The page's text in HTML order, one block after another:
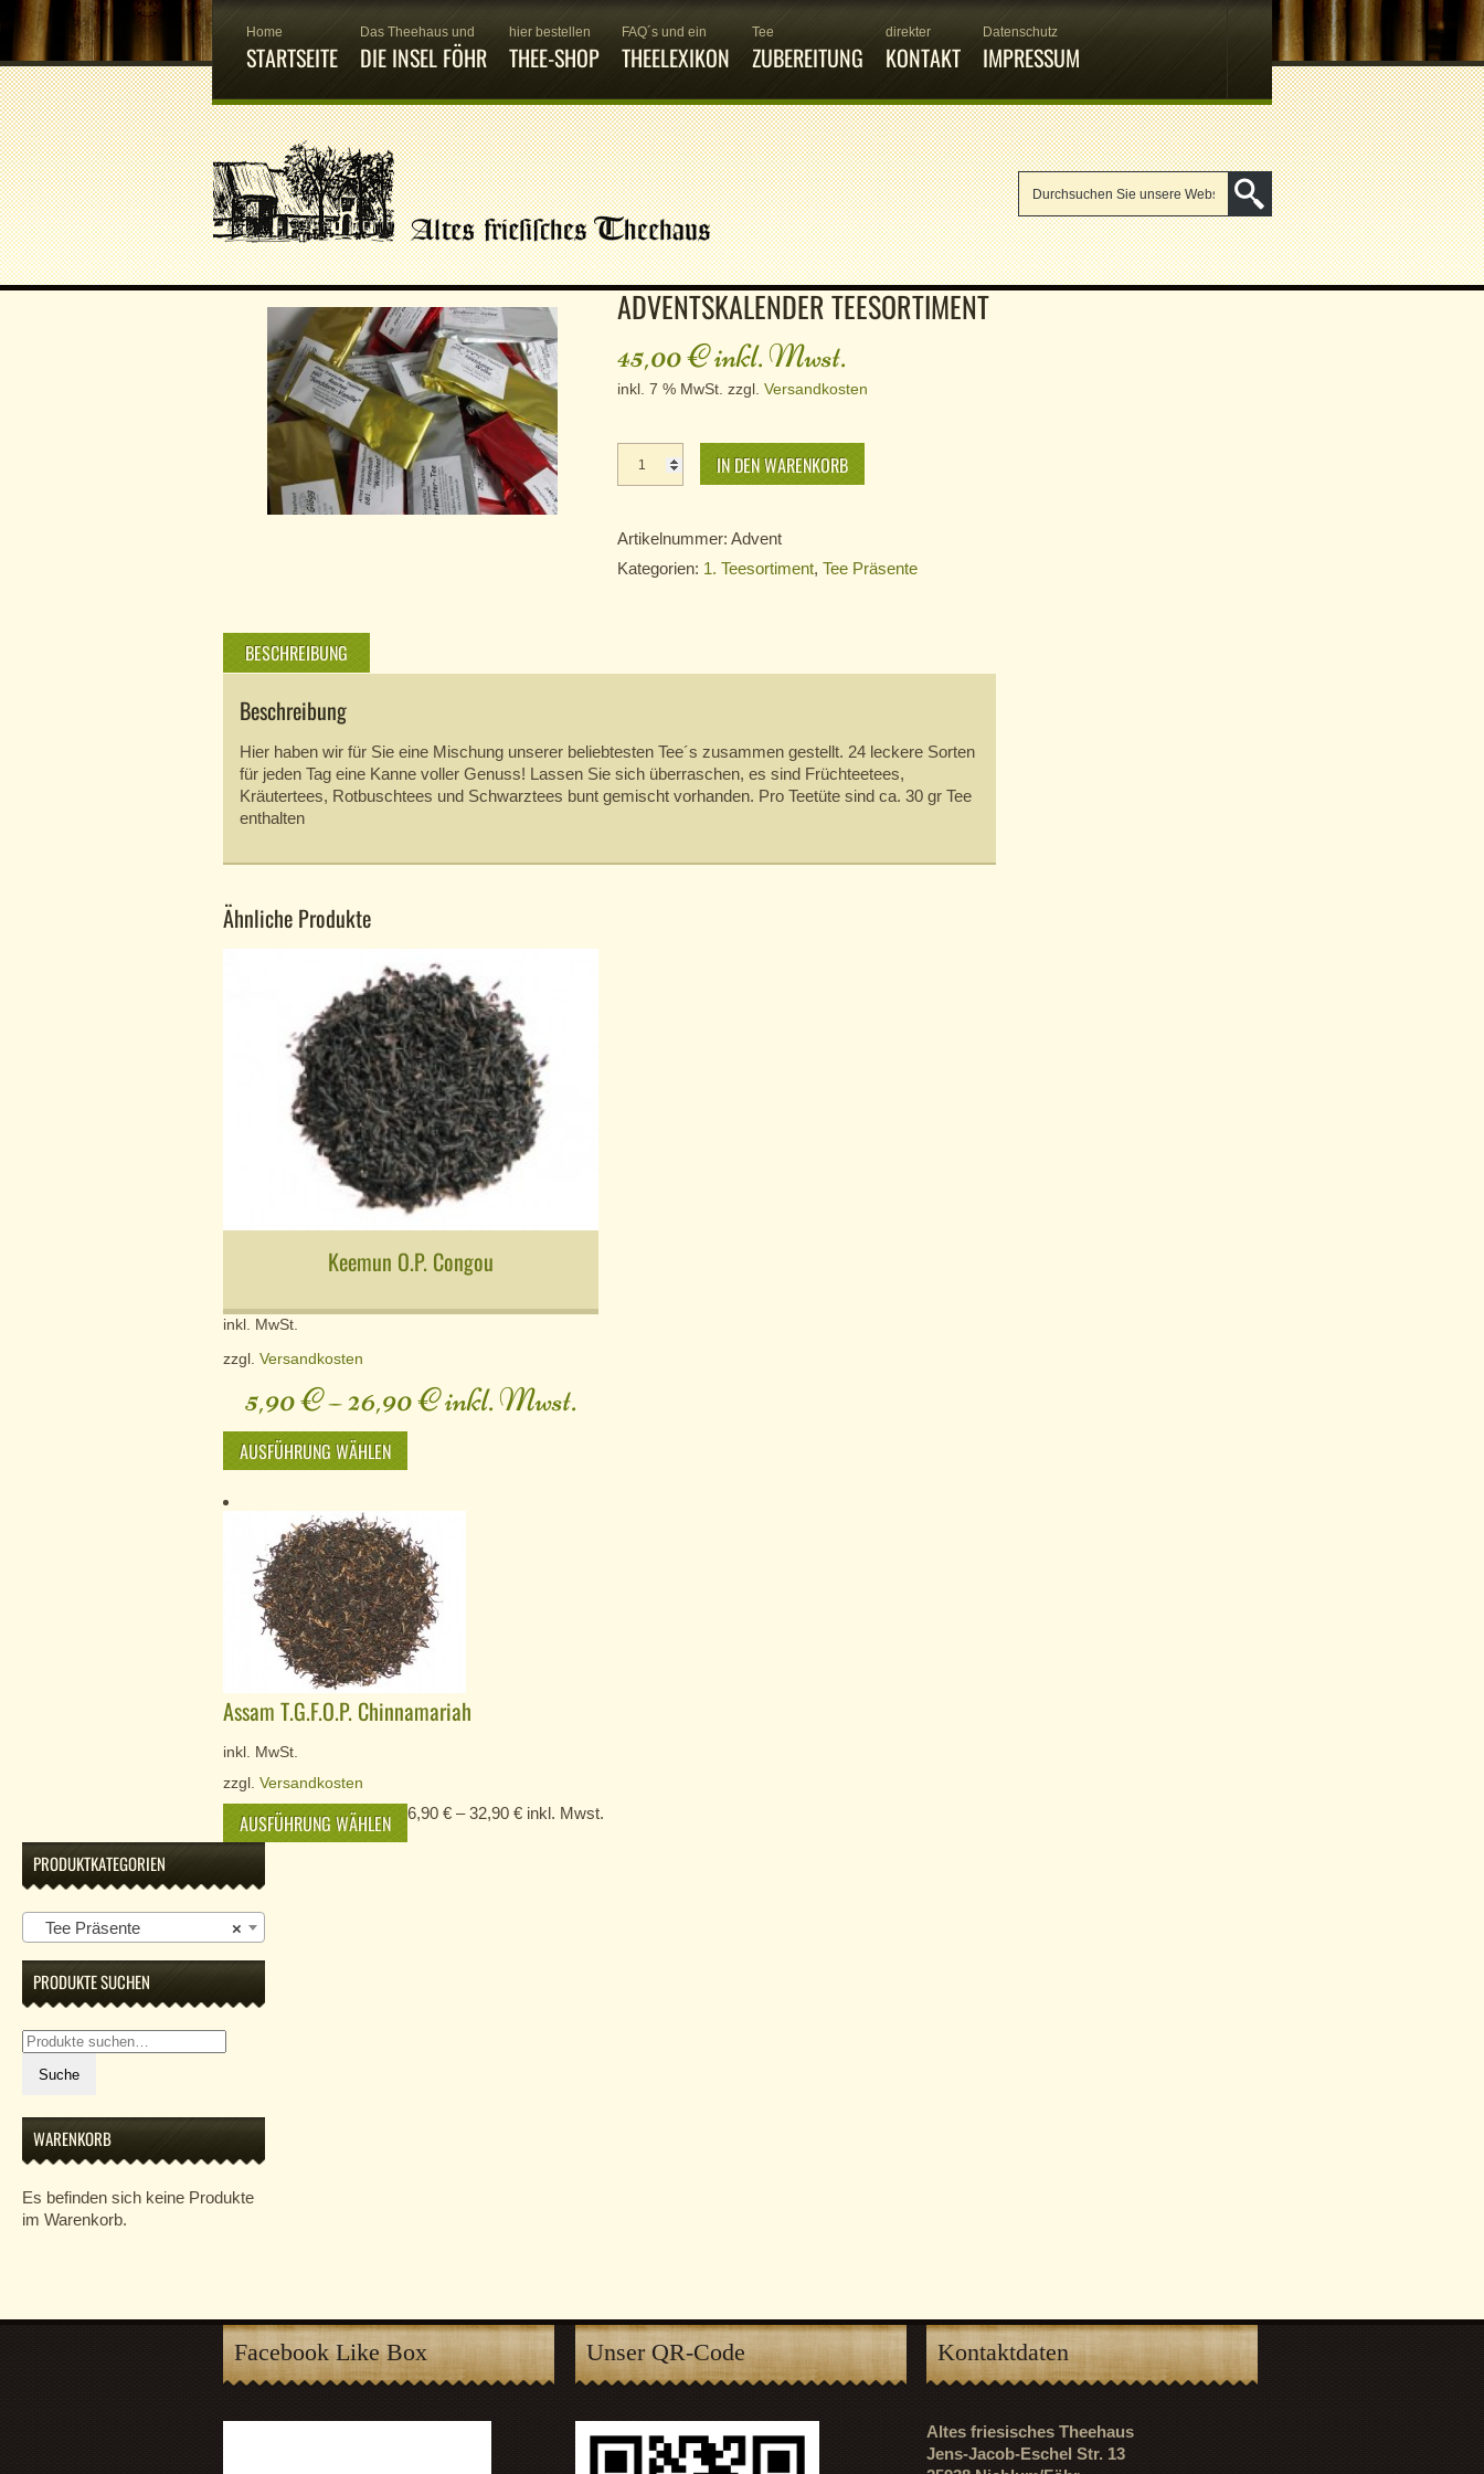
Home
STARTSEITE
Das Theehaus und
DIE INSEL FÖHR
hier bestellen
THEE-SHOP
FAQ´s und ein
THEELEXIKON
Tee
ZUBEREITUNG
direkter
KONTAKT
Datenschutz
IMPRESSUM
ADVENTSKALENDER TEESORTIMENT
45,00€inkl. Mwst.
inkl. 7 % MwSt. zzgl. Versandkosten
Teesortiment
Menge
IN DEN WARENKORB
Artikelnummer: Advent
Kategorien: 1. Teesortiment, Tee Präsente
BESCHREIBUNG
Beschreibung
Hier haben wir für Sie eine Mischung unserer beliebtesten Tee´s zusammen gestellt. 24 leckere Sorten
für jeden Tag eine Kanne voller Genuss! Lassen Sie sich überraschen, es sind Früchteetees,
Kräutertees, Rotbuschtees und Schwarztees bunt gemischt vorhanden. Pro Teetüte sind ca. 30 gr Tee
enthalten
Ähnliche Produkte
Keemun O.P. Congou
inkl. MwSt.
zzgl. Versandkosten
5,90€–26,90€inkl. Mwst.
AUSFÜHRUNG WÄHLEN
Assam T.G.F.O.P. Chinnamariah
inkl. MwSt.
zzgl. Versandkosten
6,90 € –32,90 € inkl. Mwst.
AUSFÜHRUNG WÄHLEN
PRODUKTKATEGORIEN
×
Tee Präsente
PRODUKTE SUCHEN
Suche
nach:
Suche
WARENKORB
Es befinden sich keine Produkte
im Warenkorb.
Facebook Like Box Unser QR-Code Kontaktdaten
Altes friesisches Theehaus
Jens-Jacob-Eschel Str. 13